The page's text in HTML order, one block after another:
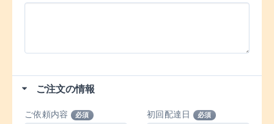
ご注文の情報
ご依頼内容 必須 初回配達日 必須